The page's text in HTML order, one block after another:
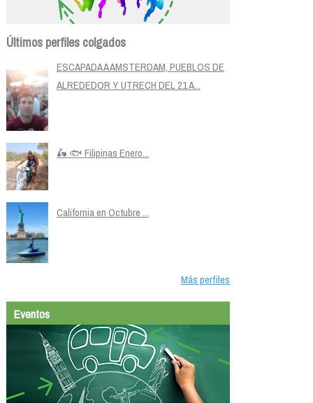
Últimos perfiles colgados
ESCAPADA A AMSTERDAM, PUEBLOS DE
ALREDEDOR Y UTRECH DEL 21 A...
🛵 🐟 Filipinas Enero...
California en Octubre ...
Más perfiles
Eventos